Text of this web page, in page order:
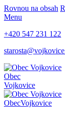
Rovnou na obsah
Menu
+420 547 231 122
Obec
Vojkovice
ObecVojkovice